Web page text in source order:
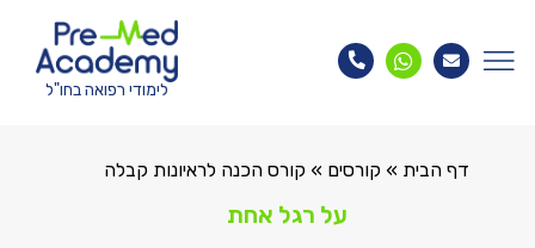
לימודי רפואה בחו"ל
דף הבית » קורסים » קורס הכנה לראיונות קבלה
על רגל אחת